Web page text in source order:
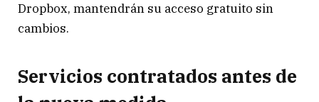
Dropbox, mantendrán su acceso gratuito sin
cambios.
Servicios contratados antes de